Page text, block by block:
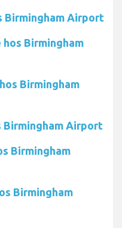
Birmingham Airport
Birmingham
Birmingham
Birmingham Airport
Birmingham
Birmingham